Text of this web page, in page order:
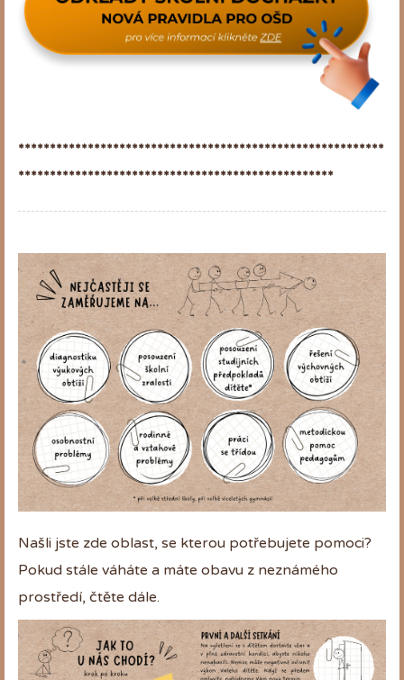
**********************************************************
**************************************************
Našli jste zde oblast, se kterou potřebujete pomoci?
Pokud stále váháte a máte obavu z neznámého
prostředí, čtěte dále.